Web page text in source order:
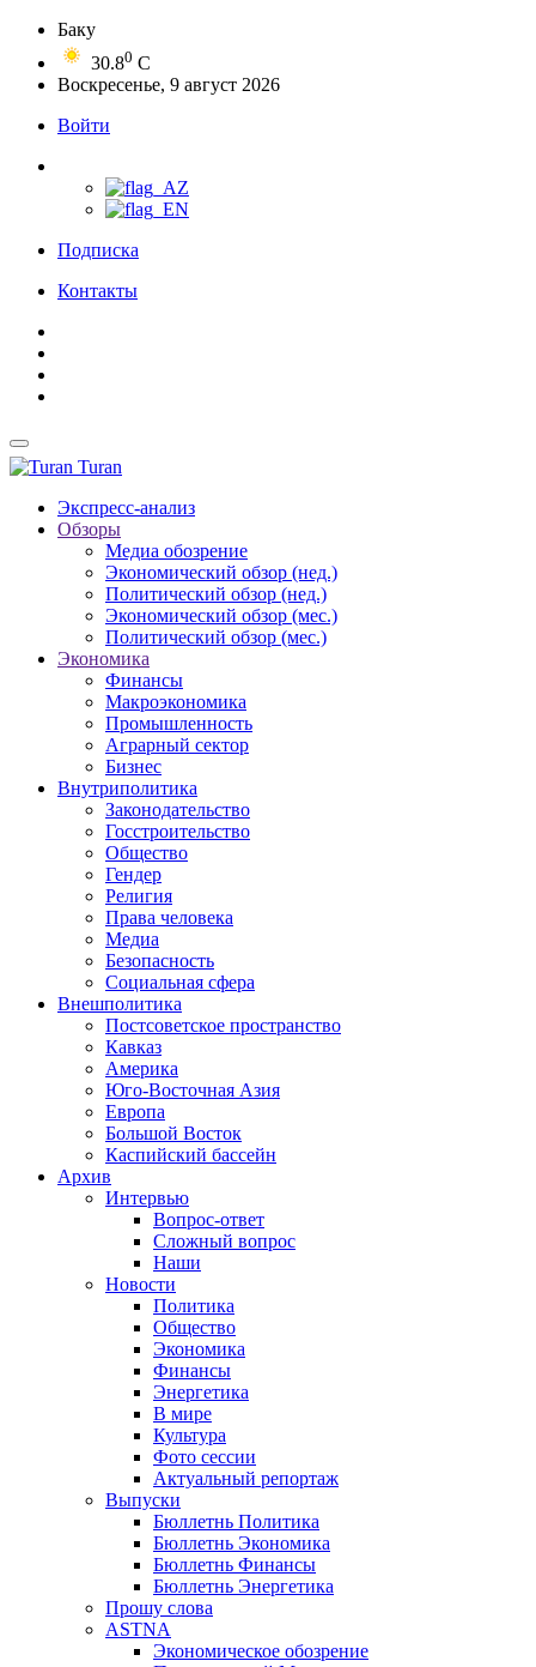
Баку
30.80 C
Воскресенье, 9 август 2026
Войти
Подписка
Контакты
Turan
Экспресс-анализ
Обзоры
Медиа обозрение
Экономический обзор (нед.)
Политический обзор (нед.)
Экономический обзор (мес.)
Политический обзор (мес.)
Экономика
Финансы
Макроэкономика
Промышленность
Аграрный сектор
Бизнес
Внутриполитика
Законодательство
Госстроительство
Общество
Гендер
Религия
Права человека
Медиа
Безопасность
Социальная сфера
Внешполитика
Постсоветское пространство
Кавказ
Америка
Юго-Восточная Азия
Европа
Большой Восток
Каспийский бассейн
Архив
Интервью
Вопрос-ответ
Сложный вопрос
Наши
Новости
Политика
Общество
Экономика
Финансы
Энергетика
В мире
Культура
Фото сессии
Актуальный репортаж
Выпуски
Бюллетнь Политика
Бюллетнь Экономика
Бюллетнь Финансы
Бюллетнь Энергетика
Прошу слова
ASTNA
Экономическое обозрение